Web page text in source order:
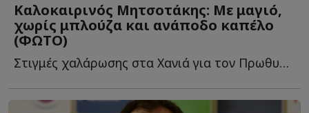
Καλοκαιρινός Μητσοτάκης: Με μαγιό,
χωρίς μπλούζα και ανάποδο καπέλο
(ΦΩΤΟ)
Στιγμές χαλάρωσης στα Χανιά για τον Πρωθυπουργό, ο ο...